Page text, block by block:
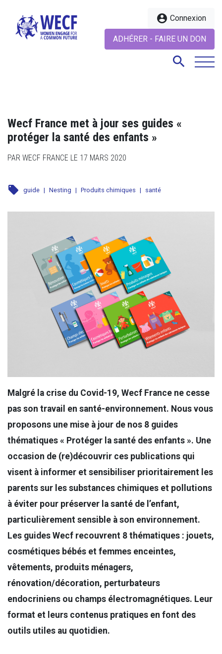
account_circle Connexion
ADHÉRER - FAIRE UN DON
search
Wecf France met à jour ses guides «
protéger la santé des enfants »
PAR WECF FRANCE LE 17 MARS 2020
local_offer guide | Nesting | Produits chimiques | santé
Malgré la crise du Covid-19, Wecf France ne cesse
pas son travail en santé-environnement. Nous vous
proposons une mise à jour de nos 8 guides
thématiques « Protéger la santé des enfants ». Une
occasion de (re)découvrir ces publications qui
visent à informer et sensibiliser prioritairement les
parents sur les substances chimiques et pollutions
à éviter pour préserver la santé de l’enfant,
particulièrement sensible à son environnement.
Les guides Wecf recouvrent 8 thématiques : jouets,
cosmétiques bébés et femmes enceintes,
vêtements, produits ménagers,
rénovation/décoration, perturbateurs
endocriniens ou champs électromagnétiques. Leur
format et leurs contenus pratiques en font des
outils utiles au quotidien.